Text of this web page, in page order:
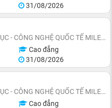
31/08/2026
CÔNG TY CỔ PHẦN GIÁO DỤC - CÔNG NGHỆ QUỐC TẾ MILESTONES
Cao đẳng
31/08/2026
CÔNG TY CỔ PHẦN GIÁO DỤC - CÔNG NGHỆ QUỐC TẾ MILESTONES
Cao đẳng